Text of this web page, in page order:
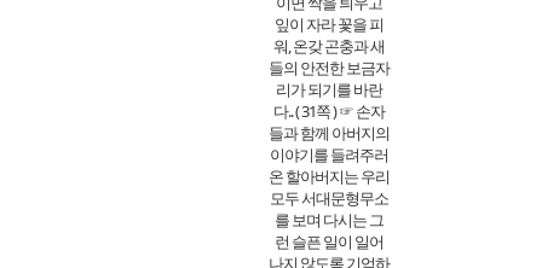
잎이 자라 꽃을 피
워, 온갖 곤충과 새
들의 안전한 보금자
리가 되기를 바란
다.. ( 31쪽 ) ☞ 손자
들과 함께 아버지의
이야기를 들려주러
온 할아버지는 우리
모두 서대문형무소
를 보며 다시는 그
런 슬픈 일이 일어
나지 않도록 기억하